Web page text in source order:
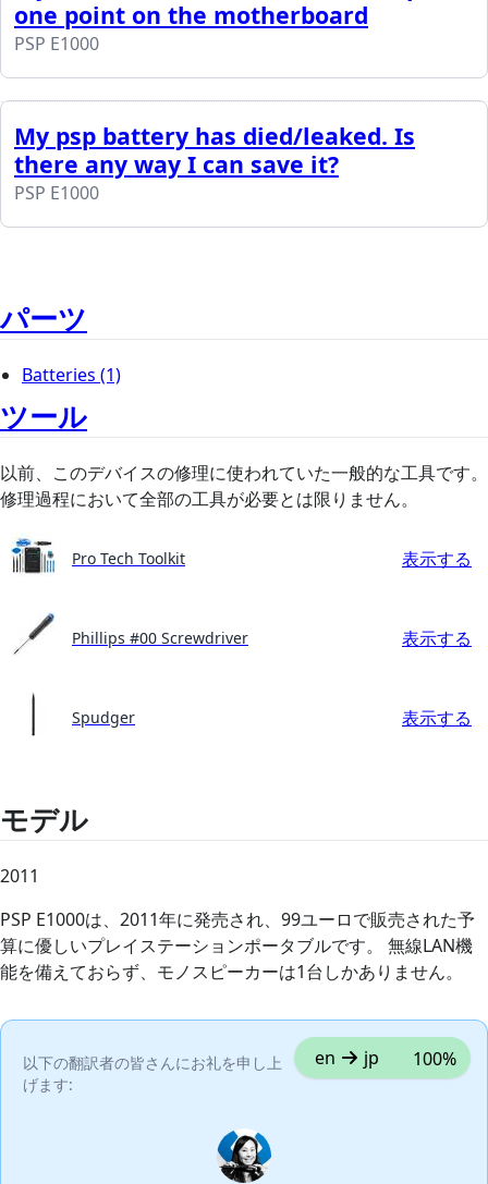
one point on the motherboard
PSP E1000
My psp battery has died/leaked. Is
there any way I can save it?
PSP E1000
パーツ
Batteries (1)
ツール
以前、このデバイスの修理に使われていた一般的な工具です。
修理過程において全部の工具が必要とは限りません。
Pro Tech Toolkit 表示する
Phillips #00 Screwdriver 表示する
Spudger 表示する
モデル
2011
PSP E1000は、2011年に発売され、99ユーロで販売された予
算に優しいプレイステーションポータブルです。 無線LAN機
能を備えておらず、モノスピーカーは1台しかありません。
以下の翻訳者の皆さんにお礼を申し上
げます:
en jp 100%